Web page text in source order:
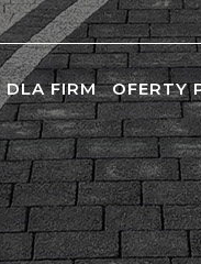
DLA FIRM OFERTY